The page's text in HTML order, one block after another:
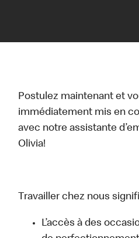
Postulez maintenant et
immédiatement mis en
avec notre assistante
Olivia!
Travailler chez nous
L’accès à des